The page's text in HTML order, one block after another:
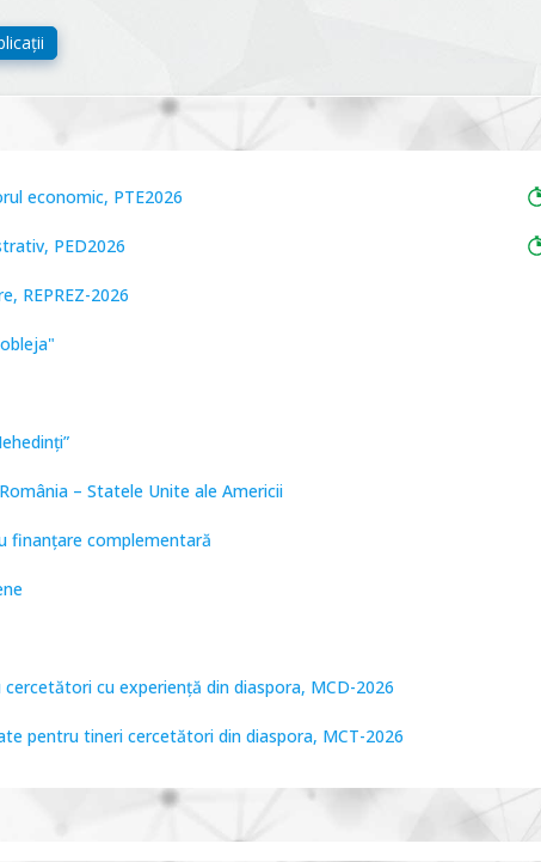
economic, PTE2026
PED2026
REPREZ-2026
– Statele Unite ale Americii
finanțare complementară
cu experiență din diaspora, MCD-2026
pentru tineri cercetători din diaspora, MCT-2026